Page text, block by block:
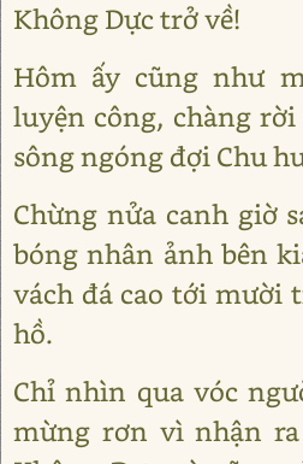
Không Dực trở về!
Hôm ấy cũng như
luyện công, chàng
sông ngóng đợi Chu
Chừng nửa canh giờ
bóng nhân ảnh bên
vách đá cao tới mười
hồ.
Chỉ nhìn qua vóc
mừng rơn vì nhận